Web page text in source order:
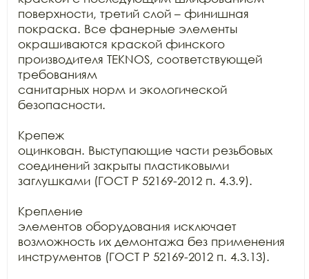
поверхности, третий слой – финишная
покраска. Все фанерные элементы
окрашиваются краской финского
производителя TEKNOS, соответствующей
требованиям
санитарных норм и экологической
безопасности.
Крепеж
оцинкован. Выступающие части резьбовых
соединений закрыты пластиковыми
заглушками (ГОСТ Р 52169-2012 п. 4.3.9).
Крепление
элементов оборудования исключает
возможность их демонтажа без применения
инструментов (ГОСТ Р 52169-2012 п. 4.3.13).